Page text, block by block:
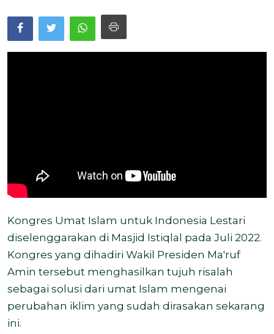
Galeri
Kongres Umat Islam untuk Indonesia Lestari
diselenggarakan di Masjid Istiqlal pada Juli 2022.
Kongres yang dihadiri Wakil Presiden Ma'ruf
Amin tersebut menghasilkan tujuh risalah
sebagai solusi dari umat Islam mengenai
perubahan iklim yang sudah dirasakan sekarang
ini.